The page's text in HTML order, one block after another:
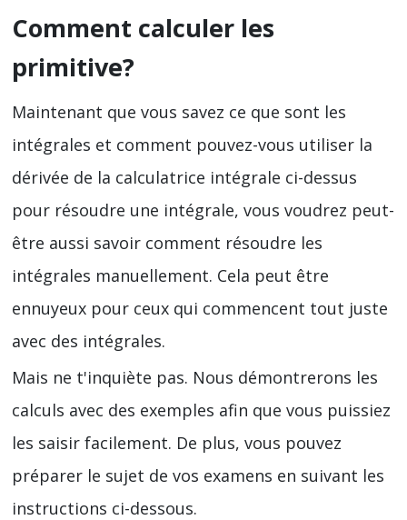
Comment calculer les
primitive?
Maintenant que vous savez ce que sont les
intégrales et comment pouvez-vous utiliser la
dérivée de la calculatrice intégrale ci-dessus
pour résoudre une intégrale, vous voudrez peut-
être aussi savoir comment résoudre les
intégrales manuellement. Cela peut être
ennuyeux pour ceux qui commencent tout juste
avec des intégrales.
Mais ne t'inquiète pas. Nous démontrerons les
calculs avec des exemples afin que vous puissiez
les saisir facilement. De plus, vous pouvez
préparer le sujet de vos examens en suivant les
instructions ci-dessous.